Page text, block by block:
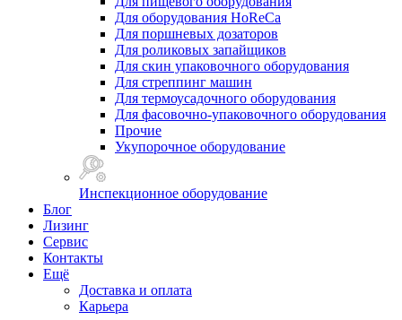
Для оборудования HoReCa
Для поршневых дозаторов
Для роликовых запайщиков
Для скин упаковочного оборудования
Для стреппинг машин
Для термоусадочного оборудования
Для фасовочно-упаковочного оборудования
Прочие
Укупорочное оборудование
Инспекционное оборудование
Блог
Лизинг
Сервис
Контакты
Ещё
Доставка и оплата
Карьера